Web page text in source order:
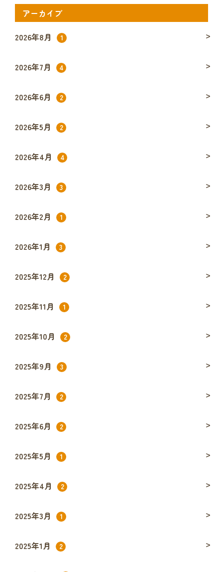
アーカイブ
2026年8月
1
2026年7月 4
2026年6月 2
2026年5月 2
2026年4月 4
2026年3月 3
2026年2月 1
2026年1月 3
2025年12月 2
2025年11月 1
2025年10月 2
2025年9月 3
2025年7月 2
2025年6月 2
2025年5月 1
2025年4月 2
2025年3月 1
2025年1月 2